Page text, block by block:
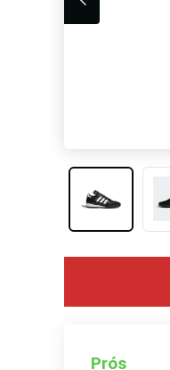
Prós